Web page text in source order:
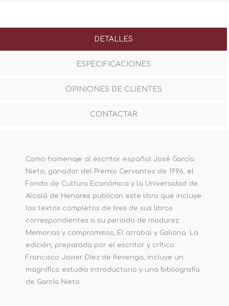
DETALLES
ESPECIFICACIONES
OPINIONES DE CLIENTES
CONTACTAR
Como homenaje al escritor español José García
Nieto, ganador del Premio Cervantes de 1996, el
Fondo de Cultura Económica y la Universidad de
Alcalá de Henares publican este libro que incluye
los textos completos de tres de sus libros
correspondientes a su periodo de madurez:
Memorias y compromisos, El arrabal y Galiana. La
edición, preparada por el escritor y crítico
Francisco Javier Díez de Revenga, incluye un
magnífico estudio introductorio y una bibliografía
de García Nieto.